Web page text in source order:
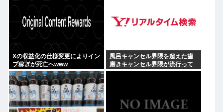
Xの収益化の仕様変更によりイン
プ稼ぎが死亡へwww
風呂キャンセル界隈を超えた歯
磨きキャンセル界隈が流行って
しまう。